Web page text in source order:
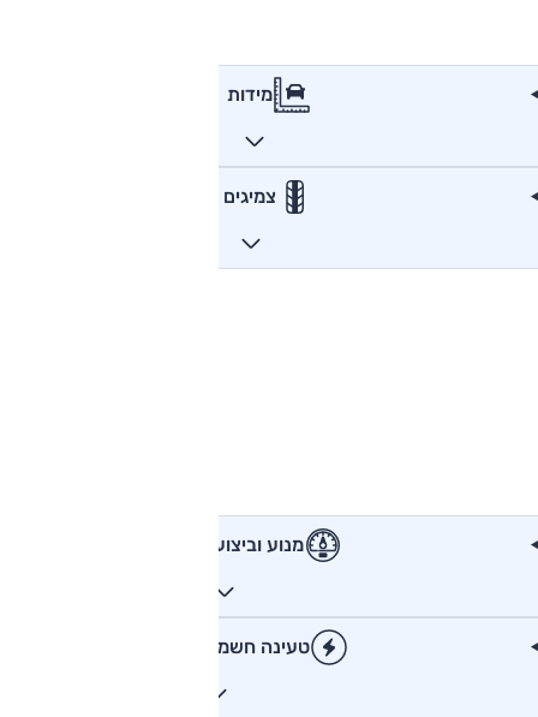
מידות
צמיגים
מנוע וביצועים
טעינה חשמלית